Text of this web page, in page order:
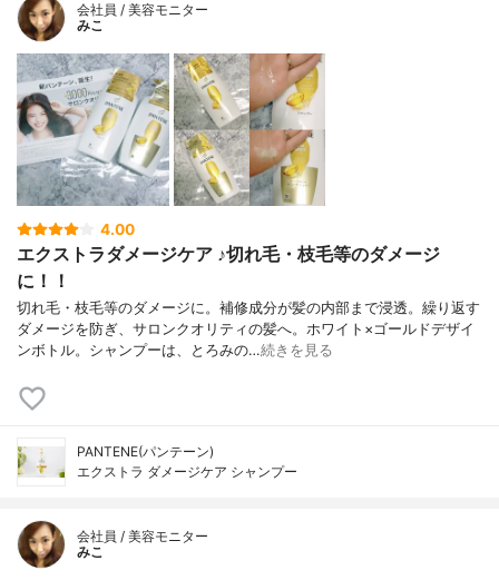
会社員 / 美容モニター
みこ
4.00
エクストラダメージケア ♪切れ毛・枝毛等のダメージ
に！！
切れ毛・枝毛等のダメージに。補修成分が髪の内部まで浸透。繰り返す
ダメージを防ぎ、サロンクオリティの髪へ。ホワイト×ゴールドデザイ
ンボトル。シャンプーは、とろみの…続きを見る
PANTENE(パンテーン)
エクストラ ダメージケア シャンプー
会社員 / 美容モニター
みこ